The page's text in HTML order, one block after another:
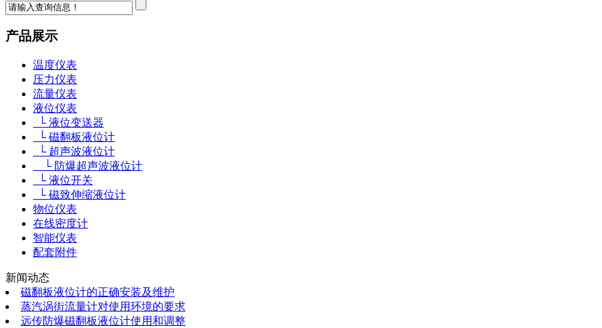
产品展示
温度仪表
压力仪表
流量仪表
液位仪表
└ 液位变送器
└ 磁翻板液位计
└ 超声波液位计
└ 防爆超声波液位计
└ 液位开关
└ 磁致伸缩液位计
物位仪表
在线密度计
智能仪表
配套附件
新闻动态
磁翻板液位计的正确安装及维护
蒸汽涡街流量计对使用环境的要求
远传防爆磁翻板液位计使用和调整